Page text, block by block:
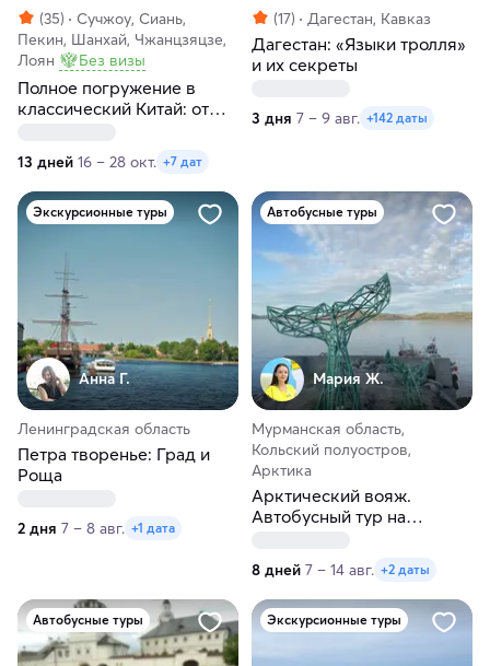
(35)
Сучжоу, Сиань,
Пекин, Шанхай, Чжанцзяцзе,
Лоян
Без визы
Полное погружение в
классический Китай: от
13 дней 16 – 28 окт. +7 дат
(17) Дагестан, Кавказ
Дагестан: «Языки тролля»
и их секреты
3 дня 7 – 9 авг. +142 даты
Экскурсионные туры
Анна Г.
Ленинградская область
Петра творенье: Град и
Роща
2 дня 7 – 8 авг. +1 дата
Автобусные туры
Мария Ж.
Мурманская область,
Кольский полуостров,
Арктика
Арктический вояж.
Автобусный тур на
8 дней 7 – 14 авг. +2 даты
Автобусные туры Экскурсионные туры